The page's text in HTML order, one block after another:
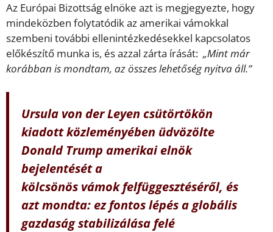
Az Európai Bizottság elnöke azt is megjegyezte, hogy
mindeközben folytatódik az amerikai vámokkal
szembeni további ellenintézkedésekkel kapcsolatos
előkészítő munka is, és azzal zárta írását: „Mint már
korábban is mondtam, az összes lehetőség nyitva áll.”
Ursula von der Leyen csütörtökön
kiadott közleményében üdvözölte
Donald Trump amerikai elnök
bejelentését a
kölcsönös vámok felfüggesztéséről, és
azt mondta: ez fontos lépés a globális
gazdaság stabilizálása felé